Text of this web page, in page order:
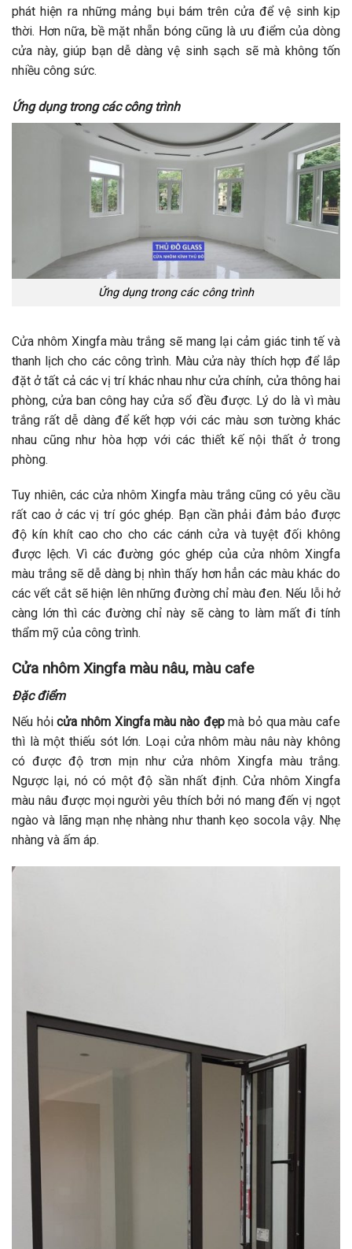
phát hiện ra những mảng bụi bám trên cửa để vệ sinh kịp
thời. Hơn nữa, bề mặt nhẵn bóng cũng là ưu điểm của dòng
cửa này, giúp bạn dễ dàng vệ sinh sạch sẽ mà không tốn
nhiều công sức.
Ứng dụng trong các công trình
Ứng dụng trong các công trình
Cửa nhôm Xingfa màu trắng sẽ mang lại cảm giác tinh tế và
thanh lịch cho các công trình. Màu cửa này thích hợp để lắp
đặt ở tất cả các vị trí khác nhau như cửa chính, cửa thông hai
phòng, cửa ban công hay cửa sổ đều được. Lý do là vì màu
trắng rất dễ dàng để kết hợp với các màu sơn tường khác
nhau cũng như hòa hợp với các thiết kế nội thất ở trong
phòng.
Tuy nhiên, các cửa nhôm Xingfa màu trắng cũng có yêu cầu
rất cao ở các vị trí góc ghép. Bạn cần phải đảm bảo được
độ kín khít cao cho cho các cánh cửa và tuyệt đối không
được lệch. Vì các đường góc ghép của cửa nhôm Xingfa
màu trắng sẽ dễ dàng bị nhìn thấy hơn hẳn các màu khác do
các vết cắt sẽ hiện lên những đường chỉ màu đen. Nếu lỗi hở
càng lớn thì các đường chỉ này sẽ càng to làm mất đi tính
thẩm mỹ của công trình.
Cửa nhôm Xingfa màu nâu, màu cafe
Đặc điểm
Nếu hỏicửa nhôm Xingfa màu nào đẹpmà bỏ qua màu cafe
thì là một thiếu sót lớn. Loại cửa nhôm màu nâu này không
có được độ trơn mịn như cửa nhôm Xingfa màu trắng.
Ngược lại, nó có một độ sần nhất định. Cửa nhôm Xingfa
màu nâu được mọi người yêu thích bởi nó mang đến vị ngọt
ngào và lãng mạn nhẹ nhàng như thanh kẹo socola vậy. Nhẹ
nhàng và ấm áp.